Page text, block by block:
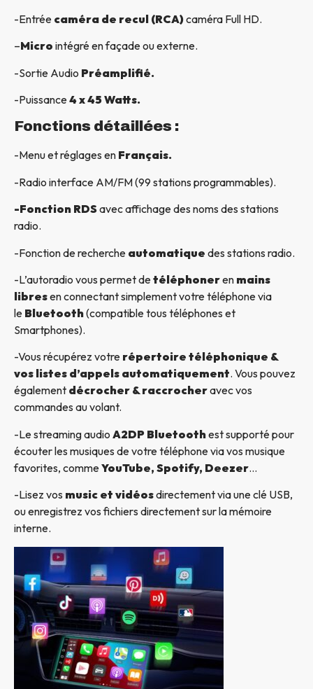
-Entrée caméra de recul (RCA)caméra Full HD.
–Micro intégré en façade ou externe.
-Sortie Audio Préamplifié.
-Puissance4 x 45 Watts.
Fonctions détaillées :
-Menu et réglages en Français.
-Radio interface AM/FM (99 stations programmables).
-Fonction RDSavec affichage des noms des stations
radio.
-Fonction de recherche automatique des stations radio.
-L’autoradio vous permet detéléphoneren mains
libresen connectant simplement votre téléphone via
le Bluetooth(compatible tous téléphones et
Smartphones).
-Vous récupérez votre répertoire téléphonique &
vos listes d’appels automatiquement. Vous pouvez
également décrocher & raccrocheravec vos
commandes au volant.
-Le streaming audio A2DP Bluetoothest supporté pour
écouter les musiques de votre téléphone via vos musique
favorites, commeYouTube, Spotify, Deezer…
-Lisez vos music et vidéosdirectement via une clé USB,
ou enregistrez vos fichiers directement sur la mémoire
interne.